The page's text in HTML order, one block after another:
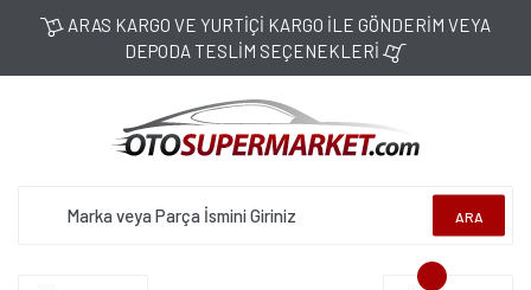
ARAS KARGO VE YURTİÇİ KARGO İLE GÖNDERİM VEYA
DEPODA TESLİM SEÇENEKLERİ
ARA